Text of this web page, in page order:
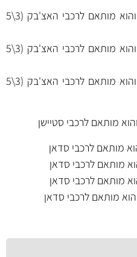
והוא מותאם לרכבי האצ'בק (3\5
והוא מותאם לרכבי האצ'בק (3\5
והוא מותאם לרכבי האצ'בק (3\5
והוא מותאם לרכבי סטיישן
מותאם לרכבי סדאן
מותאם לרכבי סדאן
מותאם לרכבי סדאן
מותאם לרכבי סדאן